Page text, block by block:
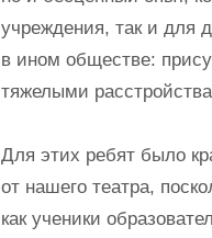
учреждения, так и для
в ином обществе:
тяжелыми
Для этих ребят было
от нашего театра,
как ученики